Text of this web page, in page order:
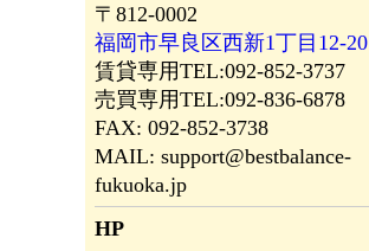
〒812-0002
福岡市早良区西新1丁目12-20
賃貸専用TEL:092-852-3737
売買専用TEL:092-836-6878
FAX: 092-852-3738
MAIL: support@bestbalance-
fukuoka.jp
HP